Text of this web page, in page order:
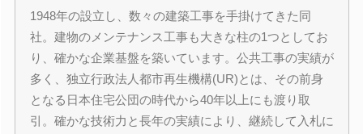
1948年の設立し、数々の建築工事を手掛けてきた同
社。建物のメンテナンス工事も大きな柱の1つとしてお
り、確かな企業基盤を築いています。公共工事の実績が
多く、独立行政法人都市再生機構(UR)とは、その前身
となる日本住宅公団の時代から40年以上にも渡り取
引。確かな技術力と長年の実績により、継続して入札に